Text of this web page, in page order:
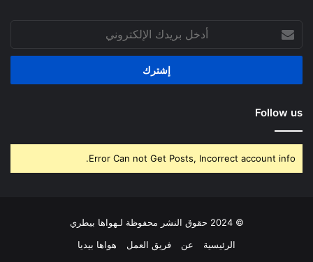
بريدك
الإلكتروني
Follow us
Error Can not Get Posts, Incorrect account info.
© 2024 حقوق النشر محفوظة لـهواها بيطري
الرئيسية
عن فريق العمل هواها بيديا